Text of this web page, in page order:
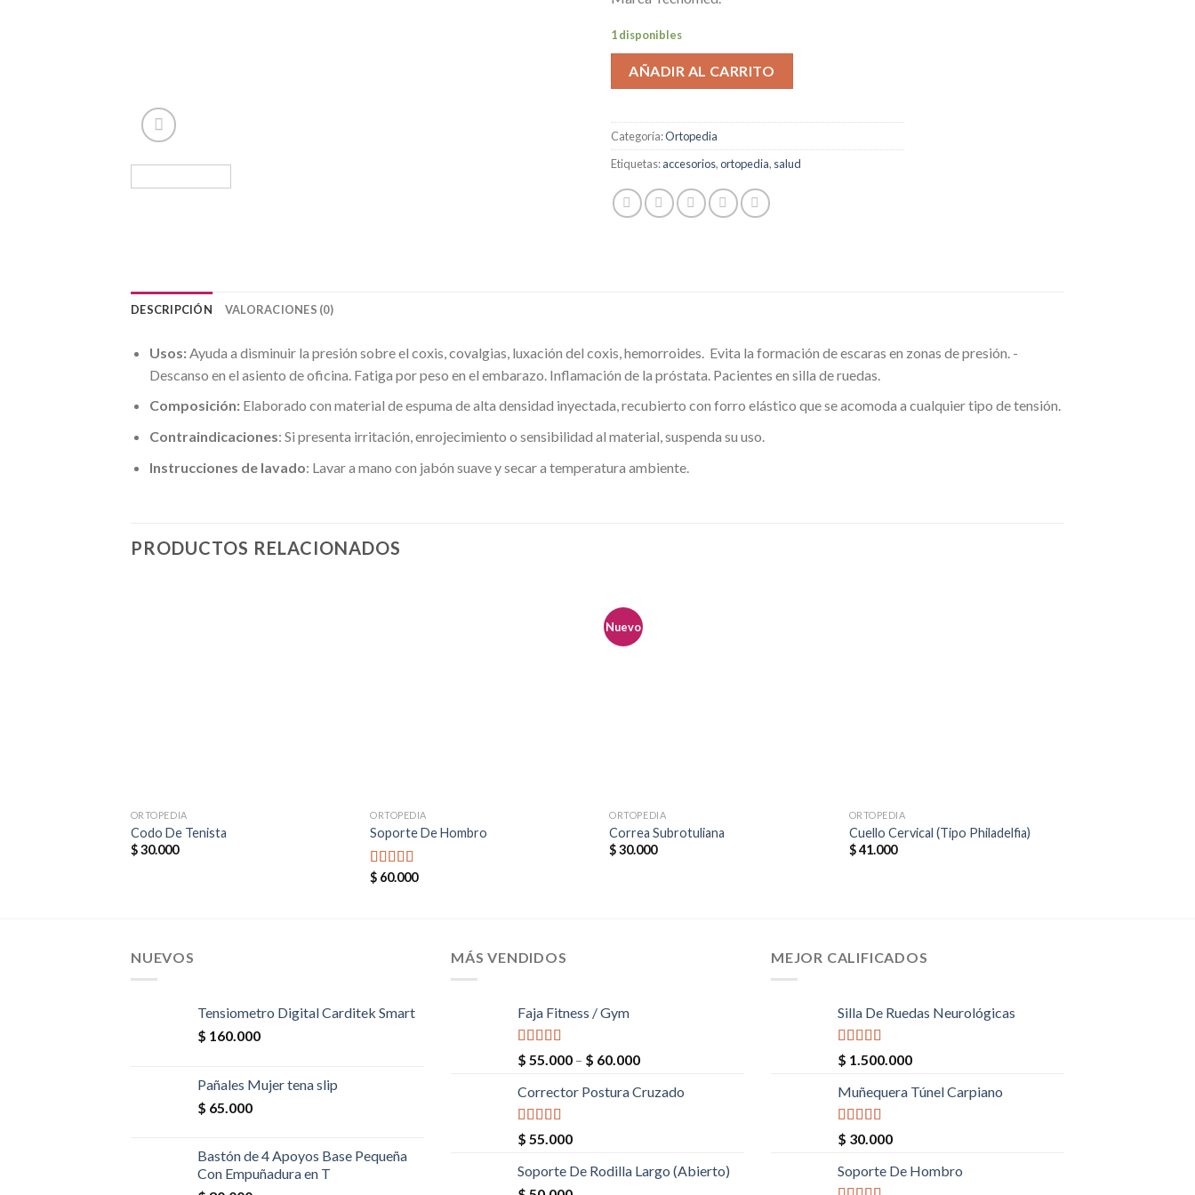
1 disponibles
AÑADIR AL CARRITO
Categoría:Ortopedia
Etiquetas:accesorios,ortopedia, salud
DESCRIPCIÓN VALORACIONES (0)
Usos:Ayuda a disminuir la presión sobre el coxis, covalgias, luxación del coxis, hemorroides. Evita la formación de escaras en zonas de presión. -
Descanso en el asiento de oficina. Fatiga por peso en el embarazo. Inflamación de la próstata. Pacientes en silla de ruedas.
Composición:Elaborado con material de espuma de alta densidad inyectada, recubierto con forro elástico que se acomoda a cualquier tipo de tensión.
Contraindicaciones: Si presenta irritación, enrojecimiento o sensibilidad al material, suspenda su uso.
Instrucciones de lavado: Lavar a mano con jabón suave y secar a temperatura ambiente.
PRODUCTOS RELACIONADOS
ORTOPEDIA
Codo De Tenista
$30.000
ORTOPEDIA
Soporte De Hombro
Valorado en
$ 60.000
Nuevo
ORTOPEDIA
Correa Subrotuliana
$30.000
ORTOPEDIA
Cuello Cervical (Tipo Philadelfia)
$41.000
NUEVOS
Tensiometro Digital Carditek Smart
$ 160.000
Pañales Mujer tena slip
$ 65.000
Bastón de 4 Apoyos Base Pequeña
Con Empuñadura en T
MÁS VENDIDOS
Faja Fitness / Gym
Valorado en
5.00
$ 55.000– $ 60.000
Corrector Postura Cruzado
Valorado en
5.00
$ 55.000
Soporte De Rodilla Largo (Abierto)
MEJOR CALIFICADOS
Silla De Ruedas Neurológicas
Valorado en
5.00
$ 1.500.000
Muñequera Túnel Carpiano
Valorado en
5.00
$ 30.000
Soporte De Hombro